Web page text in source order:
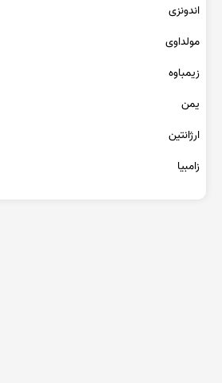
اندونزی
مولداوی
زیمباوه
یمن
ارژانتین
زامبیا